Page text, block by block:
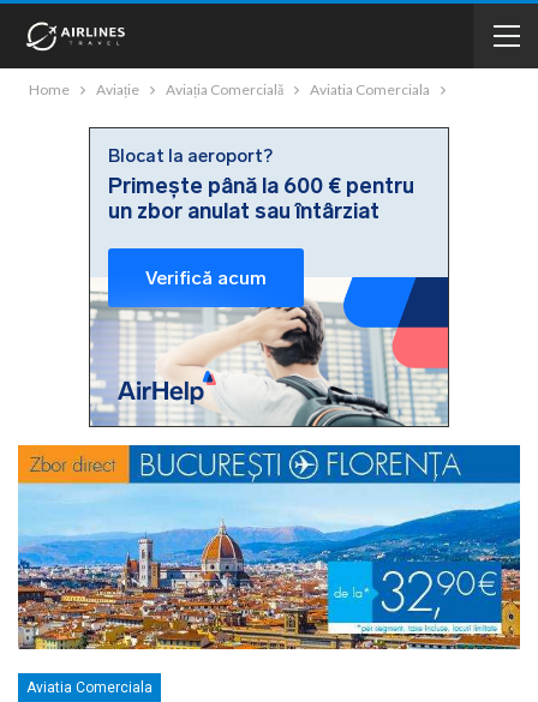
Home Aviație Aviația Comercială Aviatia Comerciala
Aviatia Comerciala